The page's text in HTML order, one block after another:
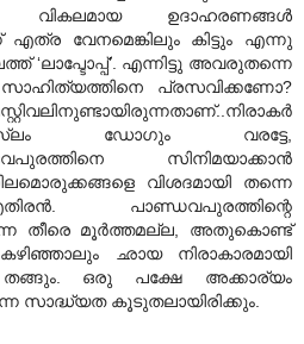
വികലമായ ഉദാഹരണങ്ങള്‍
എത്ര വേനമെങ്കിലും കിട്ടും എന്നു
‘ലാപ്ടോപ്പ്’. എന്നിട്ടു അവരുതന്നെ
സാഹിത്യത്തിനെ പ്രസവിക്കണോ?
ഡോഗും വരട്ടേ,
സിനിമയാക്കാന്‍
വിശദമായി തന്നെ
പാണ്ഡവപുരത്തിന്റെ
തീരെ മൂര്‍ത്തമല്ല, അതുകൊണ്ട്
ഛായ നിരാകാരമായി
ഒരു പക്ഷേ അക്കാര്യം
സാദ്ധ്യത കൂടുതലായിരിക്കും.